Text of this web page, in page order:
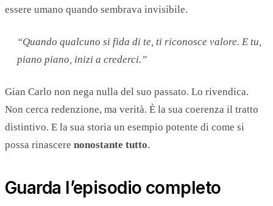
essere umano quando sembrava invisibile.
“Quando qualcuno si fida di te, ti riconosce valore. E tu,
piano piano, inizi a crederci.”
Gian Carlo non nega nulla del suo passato. Lo rivendica.
Non cerca redenzione, ma verità. È la sua coerenza il tratto
distintivo. E la sua storia un esempio potente di come si
possa rinascere nonostante tutto.
Guarda l’episodio completo